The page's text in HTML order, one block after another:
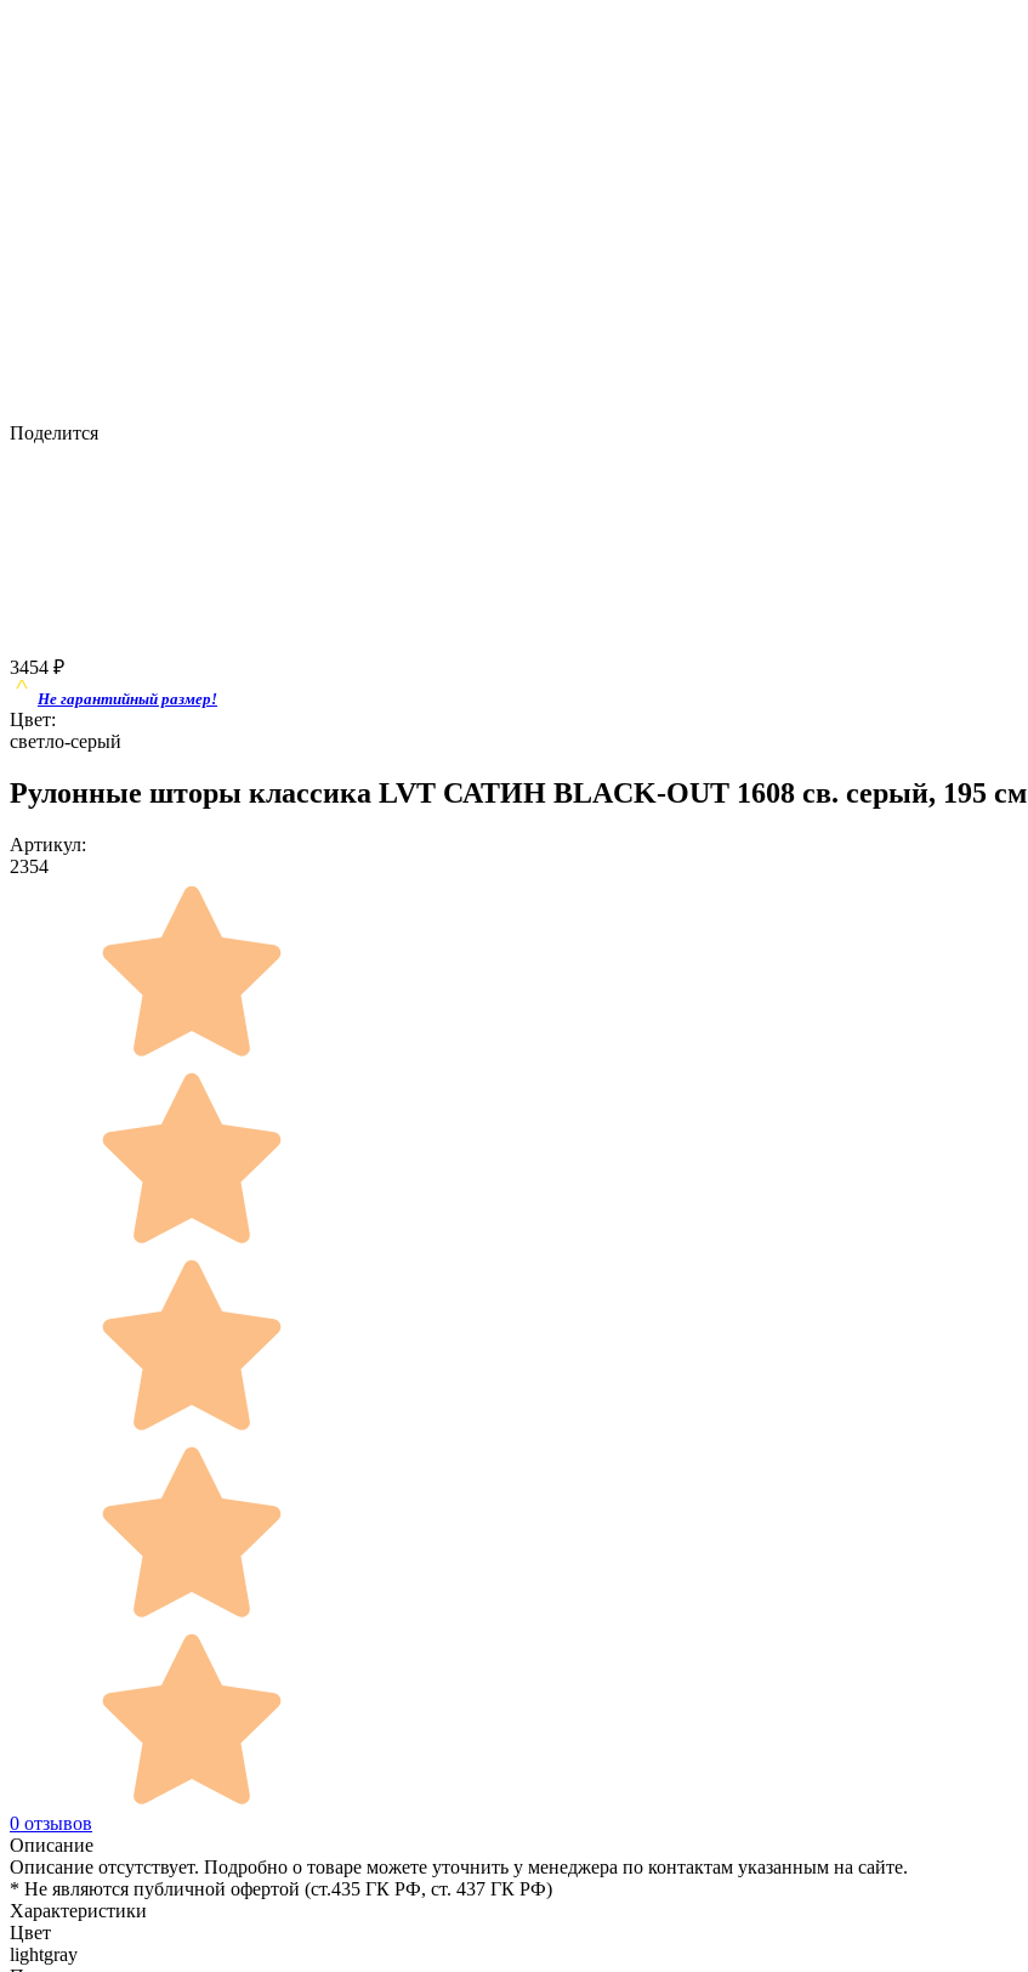
Поделится
3454 ₽
Не гарантийный размер!
Цвет:
светло-серый
Рулонные шторы классика LVT САТИН BLACK-OUT 1608 св. серый, 195 см
Артикул:
2354
0 отзывов
Описание
Описание отсутствует. Подробно о товаре можете уточнить у менеджера по контактам указанным на сайте.
* Не являются публичной офертой (ст.435 ГК РФ, cт. 437 ГК РФ)
Характеристики
Цвет
lightgray